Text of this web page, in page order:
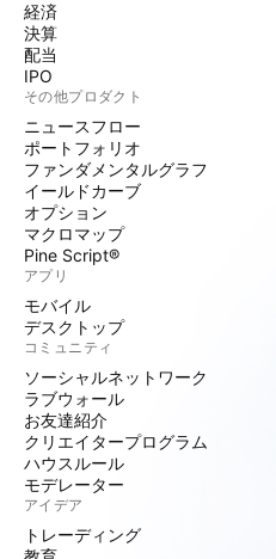
経済
決算
配当
IPO
その他プロダクト
ニュースフロー
ポートフォリオ
ファンダメンタルグラフ
イールドカーブ
オプション
マクロマップ
Pine Script®
アプリ
モバイル
デスクトップ
コミュニティ
ソーシャルネットワーク
ラブウォール
お友達紹介
クリエイタープログラム
ハウスルール
モデレーター
アイデア
トレーディング